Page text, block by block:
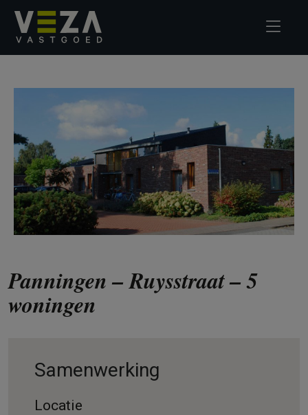
Panningen – Ruysstraat – 5
woningen
Samenwerking
Locatie